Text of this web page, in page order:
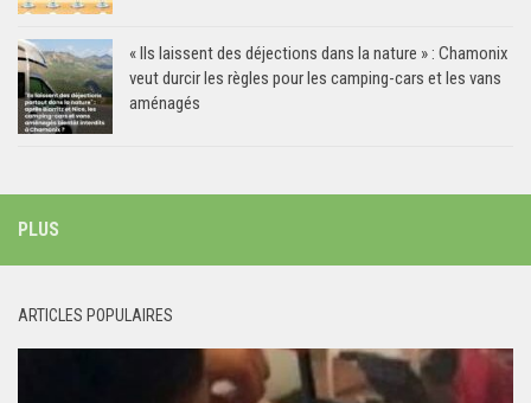
« Ils laissent des déjections dans la nature » : Chamonix
veut durcir les règles pour les camping-cars et les vans
aménagés
PLUS
ARTICLES POPULAIRES